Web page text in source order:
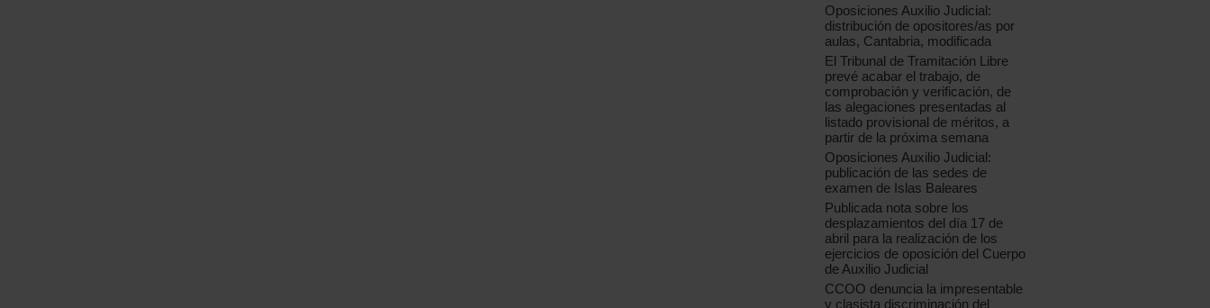
Oposiciones Auxilio Judicial:
distribución de opositores/as por
aulas, Cantabria, modificada
El Tribunal de Tramitación Libre
prevé acabar el trabajo, de
comprobación y verificación, de
las alegaciones presentadas al
listado provisional de méritos, a
partir de la próxima semana
Oposiciones Auxilio Judicial:
publicación de las sedes de
examen de Islas Baleares
Publicada nota sobre los
desplazamientos del día 17 de
abril para la realización de los
ejercicios de oposición del Cuerpo
de Auxilio Judicial
CCOO denuncia la impresentable
y clasista discriminación del